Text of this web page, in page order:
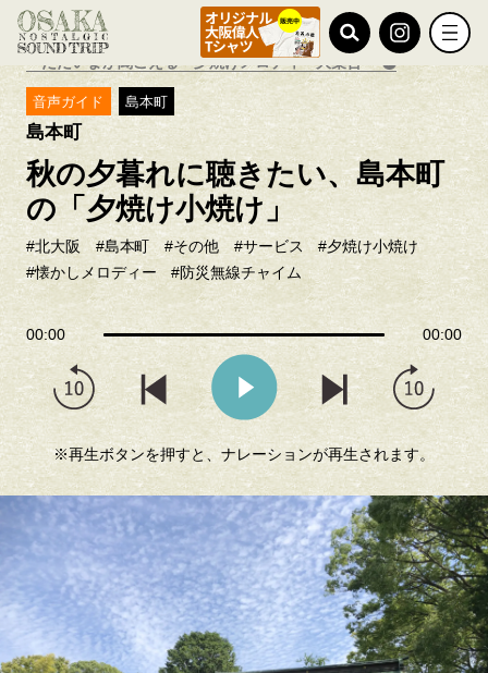
TOP ノスタルジック探訪
～ただいまが聞こえる～夕焼けメロディー大集合
音声ガイド 島本町
島本町
秋の夕暮れに聴きたい、島本町
の「夕焼け小焼け」
#北大阪 #島本町 #その他 #サービス
#夕焼け小焼け
#懐かしメロディー
#防災無線チャイム
00:00 00:00
※再生ボタンを押すと、ナレーションが再生されます。